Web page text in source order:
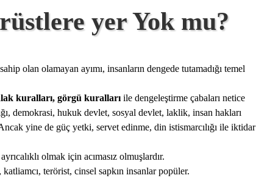
yer Yok mu?
olan olamayan ayımı, insanların dengede tutamadığı temel
kuralları, görgü kuralları ile dengeleştirme çabaları netice
demokrasi, hukuk devlet, sosyal devlet, laklik, insan hakları
yine de güç yetki, servet edinme, din istismarcılığı ile iktidar
olmak için acımasız olmuşlardır.
katliamcı, terörist, cinsel sapkın insanlar popüler.